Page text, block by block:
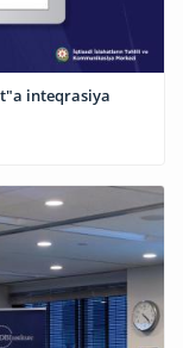
inteqrasiya